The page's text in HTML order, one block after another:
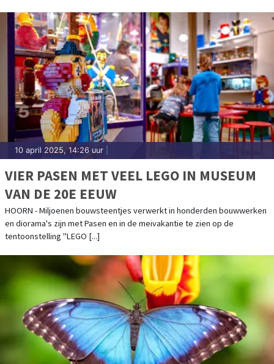
10 april 2025, 14:26 uur
VIER PASEN MET VEEL LEGO IN MUSEUM
VAN DE 20E EEUW
HOORN - Miljoenen bouwsteentjes verwerkt in honderden bouwwerken
en diorama's zijn met Pasen en in de meivakantie te zien op de
tentoonstelling "LEGO [...]